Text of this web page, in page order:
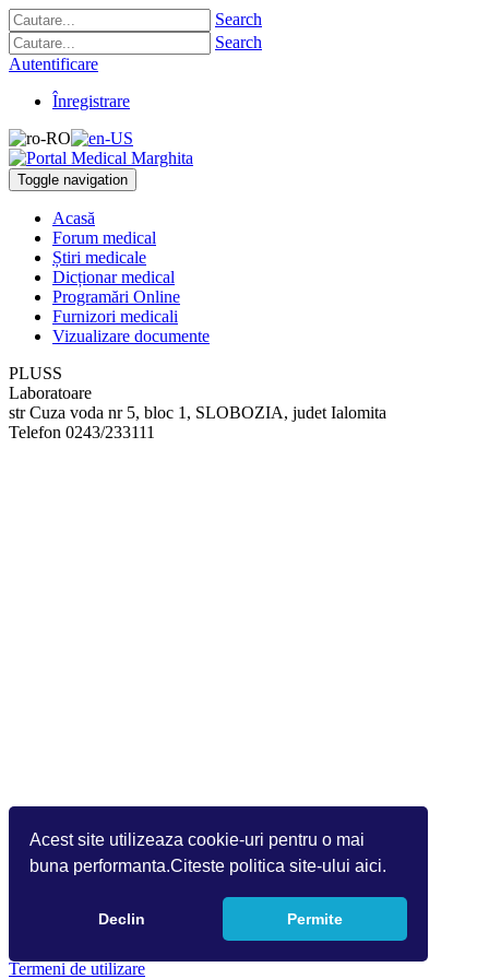
Acest site utilizeaza cookie-uri pentru o mai
buna performanta.Citeste politica site-ului aici.
Declin Permite
Search
Search
Autentificare
Înregistrare
Toggle navigation
Acasă
Forum medical
Știri medicale
Dicționar medical
Programări Online
Furnizori medicali
Vizualizare documente
PLUSS
Laboratoare
str Cuza voda nr 5, bloc 1 , SLOBOZIA, judet Ialomita
Telefon 0243/233111
Termeni de utilizare